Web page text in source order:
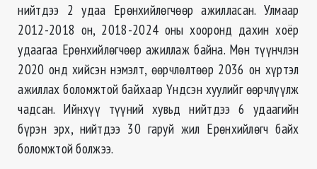
нийтдээ 2 удаа Ерөнхийлөгчөөр ажилласан. Улмаар
2012-2018 он, 2018-2024 оны хооронд дахин хоёр
удаагаа Ерөнхийлөгчөөр ажиллаж байна. Мөн түүнчлэн
2020 онд хийсэн нэмэлт, өөрчлөлтөөр 2036 он хүртэл
ажиллах боломжтой байхаар Үндсэн хуулийг өөрчлүүлж
чадсан. Ийнхүү түүний хувьд нийтдээ 6 удаагийн
бүрэн эрх, нийтдээ 30 гаруй жил Ерөнхийлөгч байх
боломжтой болжээ.